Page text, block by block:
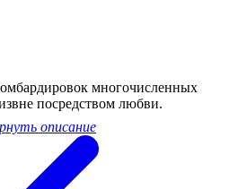
многочисленных
посредством любви.
описание